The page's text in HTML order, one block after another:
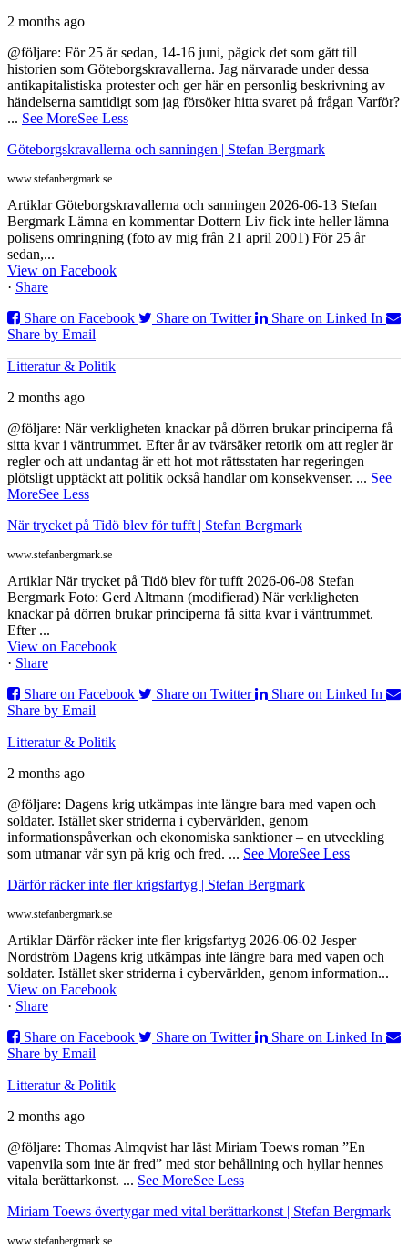
2 months ago
@följare: För 25 år sedan, 14-16 juni, pågick det som gått till
historien som Göteborgskravallerna. Jag närvarade under dessa
antikapitalistiska protester och ger här en personlig beskrivning av
händelserna samtidigt som jag försöker hitta svaret på frågan Varför?
... See MoreSee Less
Göteborgskravallerna och sanningen | Stefan Bergmark
www.stefanbergmark.se
Artiklar Göteborgskravallerna och sanningen 2026-06-13 Stefan
Bergmark Lämna en kommentar Dottern Liv fick inte heller lämna
polisens omringning (foto av mig från 21 april 2001) För 25 år
sedan,...
View on Facebook
· Share
Share on Facebook
Share on Twitter
Share on Linked In
Share by Email
Litteratur & Politik
2 months ago
@följare: När verkligheten knackar på dörren brukar principerna få
sitta kvar i väntrummet. Efter år av tvärsäker retorik om att regler är
regler och att undantag är ett hot mot rättsstaten har regeringen
plötsligt upptäckt att politik också handlar om konsekvenser. ... See
MoreSee Less
När trycket på Tidö blev för tufft | Stefan Bergmark
www.stefanbergmark.se
Artiklar När trycket på Tidö blev för tufft 2026-06-08 Stefan
Bergmark Foto: Gerd Altmann (modifierad) När verkligheten
knackar på dörren brukar principerna få sitta kvar i väntrummet.
Efter ...
View on Facebook
· Share
Share on Facebook
Share on Twitter
Share on Linked In
Share by Email
Litteratur & Politik
2 months ago
@följare: Dagens krig utkämpas inte längre bara med vapen och
soldater. Istället sker striderna i cybervärlden, genom
informationspåverkan och ekonomiska sanktioner – en utveckling
som utmanar vår syn på krig och fred. ... See MoreSee Less
Därför räcker inte fler krigsfartyg | Stefan Bergmark
www.stefanbergmark.se
Artiklar Därför räcker inte fler krigsfartyg 2026-06-02 Jesper
Nordström Dagens krig utkämpas inte längre bara med vapen och
soldater. Istället sker striderna i cybervärlden, genom information...
View on Facebook
· Share
Share on Facebook
Share on Twitter
Share on Linked In
Share by Email
Litteratur & Politik
2 months ago
@följare: Thomas Almqvist har läst Miriam Toews roman ”En
vapenvila som inte är fred” med stor behållning och hyllar hennes
vitala berättarkonst. ... See MoreSee Less
Miriam Toews övertygar med vital berättarkonst | Stefan Bergmark
www.stefanbergmark.se